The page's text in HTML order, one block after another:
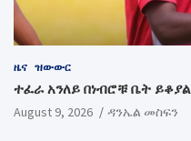
ዜና ዝውውር
ተፈራ አንለይ በነብሮቹ ቤት ይቆያል
August 9, 2026 ዳንኤል መስፍን